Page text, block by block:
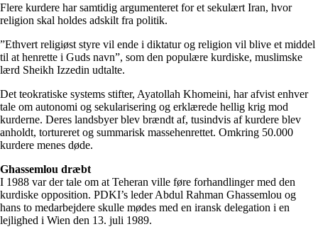
Flere kurdere har samtidig argumenteret for et sekulært Iran, hvor
religion skal holdes adskilt fra politik.
”Ethvert religiøst styre vil ende i diktatur og religion vil blive et middel
til at henrette i Guds navn”, som den populære kurdiske, muslimske
lærd Sheikh Izzedin udtalte.
Det teokratiske systems stifter, Ayatollah Khomeini, har afvist enhver
tale om autonomi og sekularisering og erklærede hellig krig mod
kurderne. Deres landsbyer blev brændt af, tusindvis af kurdere blev
anholdt, tortureret og summarisk massehenrettet. Omkring 50.000
kurdere menes døde.
Ghassemlou dræbt
I 1988 var der tale om at Teheran ville føre forhandlinger med den
kurdiske opposition. PDKI’s leder Abdul Rahman Ghassemlou og
hans to medarbejdere skulle mødes med en iransk delegation i en
lejlighed i Wien den 13. juli 1989.